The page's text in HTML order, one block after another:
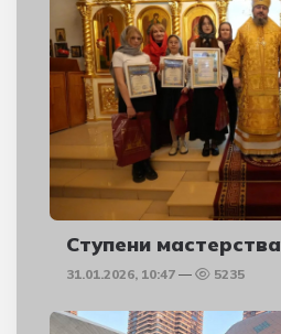
Ступени мастерства
31.01.2026, 10:47 5235